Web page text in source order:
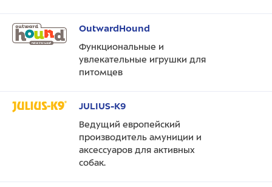
OutwardHound
Функциональные и
увлекательные игрушки для
питомцев
JULIUS-K9
Ведущий европейский
производитель амуниции и
аксессуаров для активных
собак.